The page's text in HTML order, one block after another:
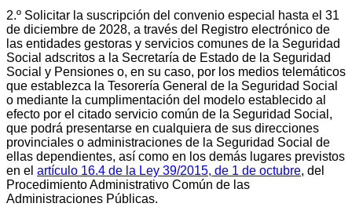
2.º Solicitar la suscripción del convenio especial hasta el 31
de diciembre de 2028, a través del Registro electrónico de
las entidades gestoras y servicios comunes de la Seguridad
Social adscritos a la Secretaría de Estado de la Seguridad
Social y Pensiones o, en su caso, por los medios telemáticos
que establezca la Tesorería General de la Seguridad Social
o mediante la cumplimentación del modelo establecido al
efecto por el citado servicio común de la Seguridad Social,
que podrá presentarse en cualquiera de sus direcciones
provinciales o administraciones de la Seguridad Social de
ellas dependientes, así como en los demás lugares previstos
en el artículo 16.4 de la Ley 39/2015, de 1 de octubre, del
Procedimiento Administrativo Común de las
Administraciones Públicas.